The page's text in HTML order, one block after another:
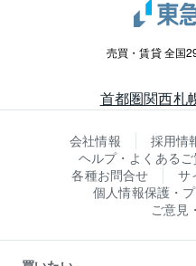
売買・賃貸 全国
首都圏関西札
会社情報 採用情
ヘルプ・よくあるご
各種お問合せ
サ
個人情報保護・
ご意見